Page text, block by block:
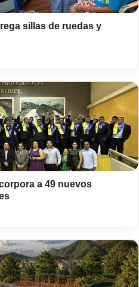
sillas de ruedas y
a 49 nuevos